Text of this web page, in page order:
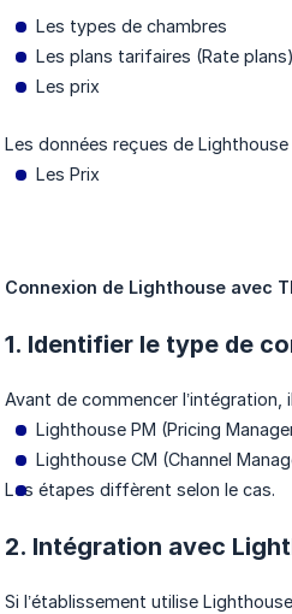
Les types de chambres
Les plans tarifaires (Rate plans)
Les prix
Les données reçues de Lighthouse
Les Prix
Connexion de Lighthouse avec
1. Identifier le type de
Avant de commencer
Lighthouse PM (Pricing
Lighthouse CM (Channel
Les étapes diffèrent selon le cas.
2. Intégration avec
Si l’établissement utilise